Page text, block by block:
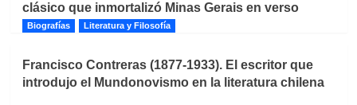
clásico que inmortalizó Minas Gerais en verso
Biografías Literatura y Filosofía
Francisco Contreras (1877-1933). El escritor que
introdujo el Mundonovismo en la literatura chilena